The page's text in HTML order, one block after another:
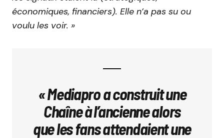
économiques, financiers). Elle n’a pas su ou
voulu les voir. »
« Mediapro a construit une
Chaîne à l’ancienne alors
que les fans attendaient une